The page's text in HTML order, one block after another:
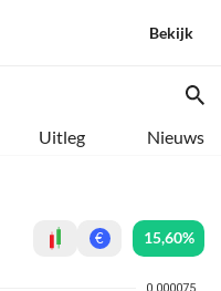
Bekijk
Uitleg Nieuws
€ 15,60%